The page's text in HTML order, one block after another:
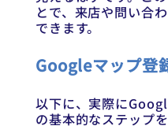
とで、来店や問い合
できます。
Googleマップ登
以下に、実際に
の基本的なステップを